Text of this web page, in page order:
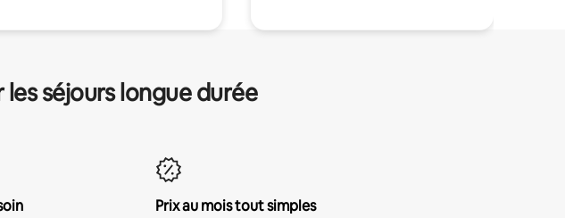
séjours longue durée
Prix au mois tout simples